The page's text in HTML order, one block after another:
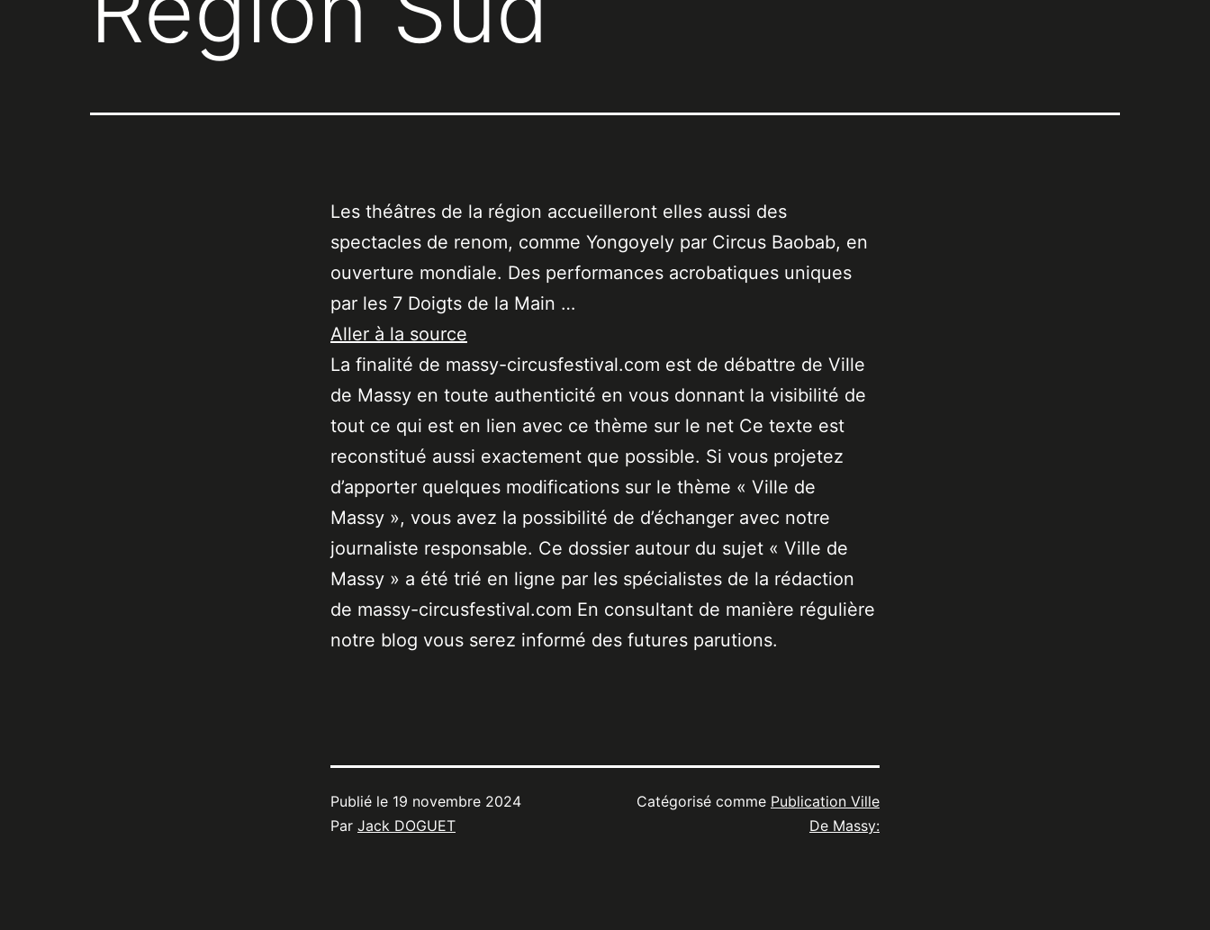
Les théâtres de la région accueilleront elles aussi des
spectacles de renom, comme Yongoyely par Circus Baobab, en
ouverture mondiale. Des performances acrobatiques uniques
par les 7 Doigts de la Main …
Aller à la source
La finalité de massy-circusfestival.com est de débattre de Ville
de Massy en toute authenticité en vous donnant la visibilité de
tout ce qui est en lien avec ce thème sur le net Ce texte est
reconstitué aussi exactement que possible. Si vous projetez
d’apporter quelques modifications sur le thème « Ville de
Massy », vous avez la possibilité de d’échanger avec notre
journaliste responsable. Ce dossier autour du sujet « Ville de
Massy » a été trié en ligne par les spécialistes de la rédaction
de massy-circusfestival.com En consultant de manière régulière
notre blog vous serez informé des futures parutions.
Publié le 19 novembre 2024
Par Jack DOGUET
Catégorisé comme Publication Ville
De Massy: